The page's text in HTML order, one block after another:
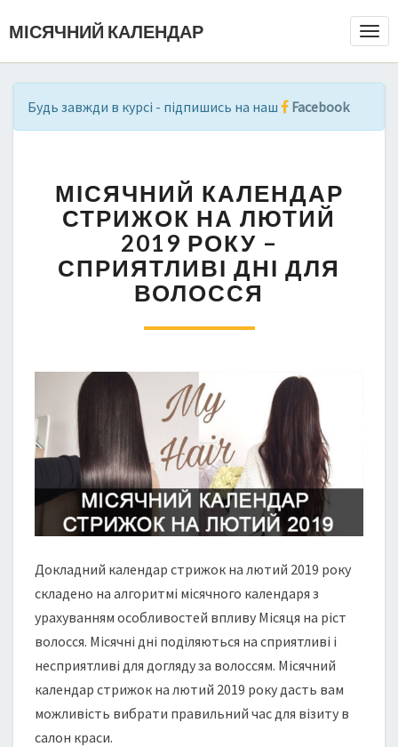
МІСЯЧНИЙ КАЛЕНДАР
Будь завжди в курсі - підпишись на наш Facebook
С
Я
Ч
Н
И
К
Е
Н
Д
А
Р
С
Т
Р
Ж
К
Н
А
Л
Ю
И
МІСЯЧНИЙ КАЛЕНДАР
СТРИЖОК НА ЛЮТИЙ
2019 РОКУ –
СПРИЯТЛИВІ ДНІ ДЛЯ
ВОЛОССЯ
Докладний календар стрижок на лютий 2019 року
складено на алгоритмі місячного календаря з
урахуванням особливостей впливу Місяця на ріст
волосся. Місячні дні поділяються на сприятливі і
несприятливі для догляду за волоссям. Місячний
календар стрижок на лютий 2019 року дасть вам
можливість вибрати правильний час для візиту в
салон краси.